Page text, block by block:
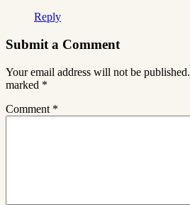
Reply
Submit a Comment
Your email address will not be published.
marked *
Comment *